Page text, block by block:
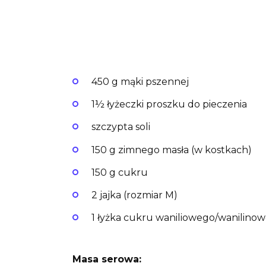
450 g mąki pszennej
1½ łyżeczki proszku do pieczenia
szczypta soli
150 g zimnego masła (w kostkach)
150 g cukru
2 jajka (rozmiar M)
1 łyżka cukru waniliowego/
Masa serowa: